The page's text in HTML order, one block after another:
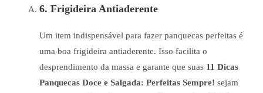
6. Frigideira Antiaderente
Um item indispensável para fazer panquecas perfeitas é
uma boa frigideira antiaderente. Isso facilita o
desprendimento da massa e garante que suas 11 Dicas
Panquecas Doce e Salgada: Perfeitas Sempre! sejam